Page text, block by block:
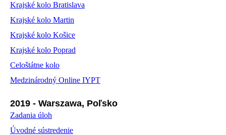
Krajské kolo Bratislava
Krajské kolo Martin
Krajské kolo Košice
Krajské kolo Poprad
Celoštátne kolo
Medzinárodný Online IYPT
2019 - Warszawa, Poľsko
Zadania úloh
Úvodné sústredenie